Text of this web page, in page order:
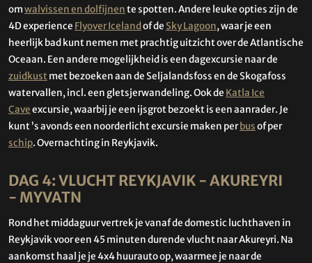
omwalvissen en dolfijnente spotten. Andere leuke opties zijn de
4D experience Flyover Iceland of de Sky Lagoon, waar je een
heerlijk bad kunt nemen met prachtig uitzicht over de Atlantische
Oceaan. Een andere mogelijkheid is een dagexcursie naar de
zuidkustmet bezoeken aan de Seljalandsfoss en de Skogafoss
watervallen, incl. een gletsjerwandeling. Ook de Katla Ice
Caveexcursie, waarbij je een ijsgrot bezoekt is een aanrader. Je
kunt ’s avonds een noorderlicht excursie maken perbusof per
schip. Overnachting in Reykjavik.
DAG 4: VLUCHT REYKJAVIK - AKUREYRI
- MYVATN
Rond het middaguur vertrek je vanaf de domestic luchthaven in
Reykjavik voor een 45 minuten durende vlucht naar Akureyri. Na
aankomst haal je je 4x4 huurauto op, waarmee je naar de